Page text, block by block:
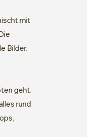
mit
Bilder.
geht.
rund